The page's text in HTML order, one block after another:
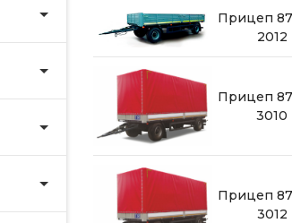
Прицеп
2012
Прицеп
3010
Прицеп
3012